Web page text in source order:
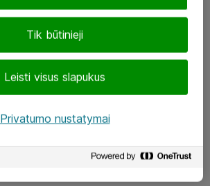
Tik būtinieji
Leisti visus slapukus
Privatumo nustatymai